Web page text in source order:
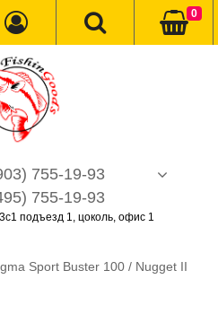
755-19-93
755-19-93
подъезд 1, цоколь, офис 1
0
Sport Buster 100 / Nugget II